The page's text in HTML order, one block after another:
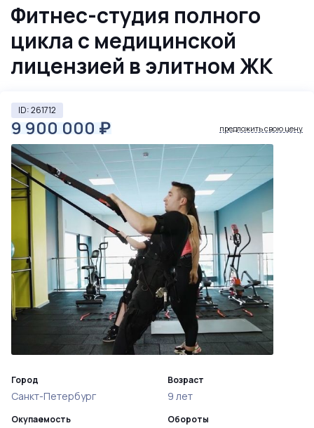
Фитнес-студия полного
цикла с медицинской
лицензией в элитном ЖК
ID: 261712
9 900 000 ₽ предложить свою цену
Город
Санкт-Петербург
Окупаемость
Возраст
9 лет
Обороты